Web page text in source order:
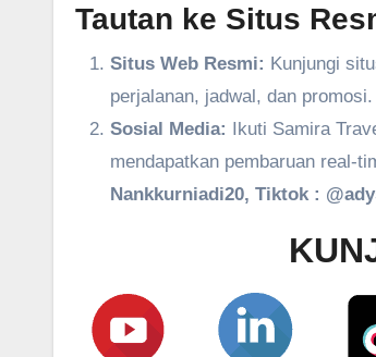
Tautan ke Situs
Situs Web Resmi: Kunjungi
perjalanan, jadwal, dan
Sosial Media: Ikuti Samira
mendapatkan pembaruan real-
Nankkurniadi20, Tiktok :